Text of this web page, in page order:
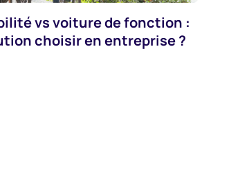
vs voiture de fonction :
choisir en entreprise ?